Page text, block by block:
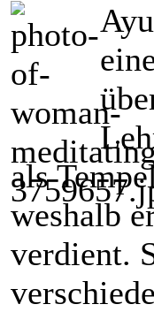
als
weshalb
verdient.